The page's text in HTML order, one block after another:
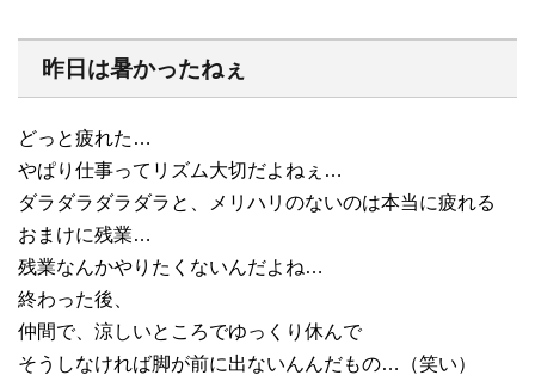
昨日は暑かったねぇ
どっと疲れた…
やぱり仕事ってリズム大切だよねぇ…
ダラダラダラダラと、メリハリのないのは本当に疲れる
おまけに残業…
残業なんかやりたくないんだよね…
終わった後、
仲間で、涼しいところでゆっくり休んで
そうしなければ脚が前に出ないんんだもの…（笑い）